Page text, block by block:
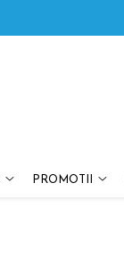
PROMOTII